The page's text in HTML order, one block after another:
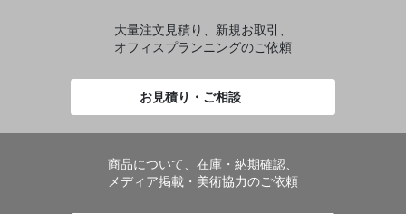
大量注文見積り、新規お取引、
オフィスプランニングのご依頼
お見積り・ご相談
商品について、在庫・納期確認、
メディア掲載・美術協力のご依頼